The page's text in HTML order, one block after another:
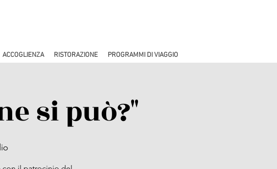
ACCOGLIENZA RISTORAZIONE PROGRAMMI DI VIAGGIO
si può?"